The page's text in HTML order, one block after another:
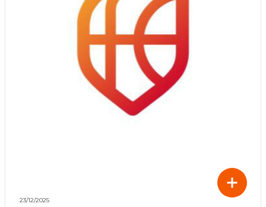
23/12/2025